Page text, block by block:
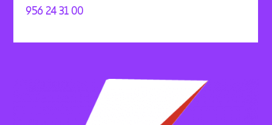
956 24 31 00